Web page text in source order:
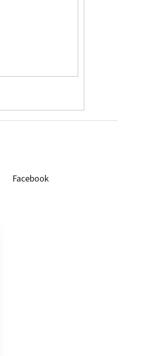
Facebook